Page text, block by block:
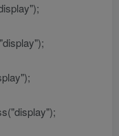
);
"display");
);
"display");